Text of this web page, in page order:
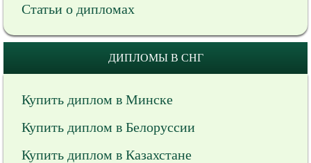
Статьи о дипломах
ДИПЛОМЫ В СНГ
Купить диплом в Минске
Купить диплом в Белоруссии
Купить диплом в Казахстане